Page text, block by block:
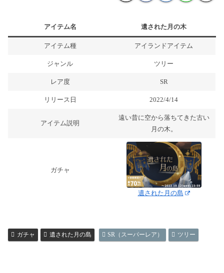
アイテム名 遺された月の木
アイテム種 アイランドアイテム
ジャンル ツリー
レア度 SR
リリース日 2022/4/14
アイテム説明
遠い昔に空から落ちてきた古い
月の木。
ガチャ
遺された月の島
ガチャ 遺された月の島 SR（スーパーレア） ツリー